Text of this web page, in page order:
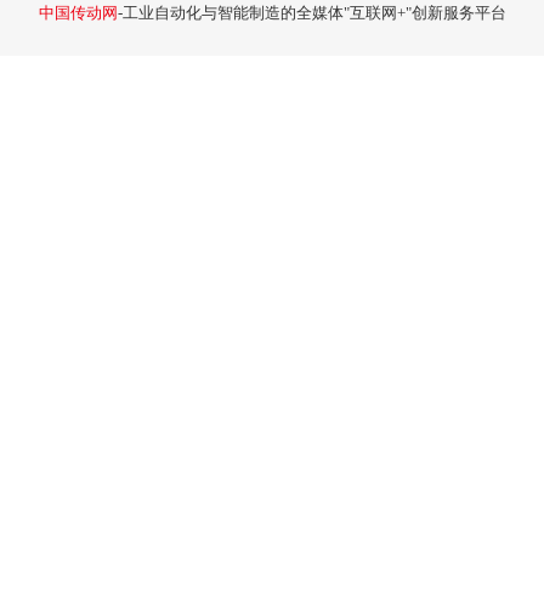
中国传动网-工业自动化与智能制造的全媒体"互联网+"创新服务平台